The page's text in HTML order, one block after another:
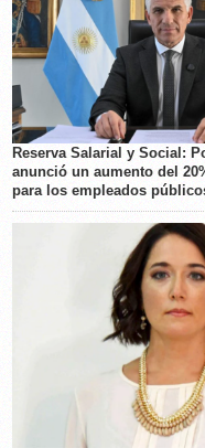
Reserva Salarial y Social:
anunció un aumento del
para los empleados